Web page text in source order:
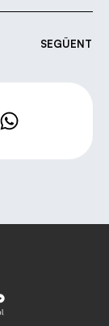
SEGÜENT